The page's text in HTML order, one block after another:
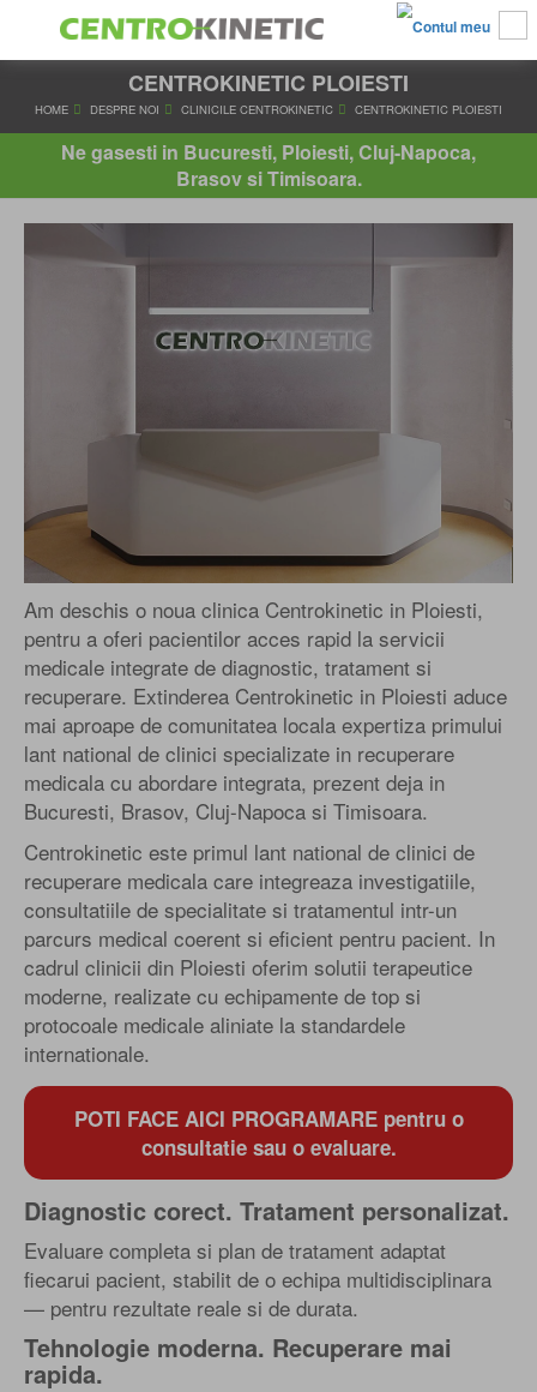
CENTROKINETIC PLOIESTI
HOME DESPRE NOI CLINICILE CENTROKINETIC
Ne gasesti in Bucuresti, Ploiesti, Cluj-Napoca,
Brasov si Timisoara.
Am deschis o noua clinica Centrokinetic in Ploiesti,
pentru a oferi pacientilor acces rapid la servicii
medicale integrate de diagnostic, tratament si
recuperare. Extinderea Centrokinetic in Ploiesti aduce
mai aproape de comunitatea locala expertiza primului
lant national de clinici specializate in recuperare
medicala cu abordare integrata, prezent deja in
Bucuresti, Brasov, Cluj-Napoca si Timisoara.
Centrokinetic este primul lant national de clinici de
recuperare medicala care integreaza investigatiile,
consultatiile de specialitate si tratamentul intr-un
parcurs medical coerent si eficient pentru pacient. In
cadrul clinicii din Ploiesti oferim solutii terapeutice
moderne, realizate cu echipamente de top si
protocoale medicale aliniate la standardele
internationale.
POTI FACE AICI PROGRAMARE pentru o
consultatie sau o evaluare.
Diagnostic corect. Tratament personalizat.
Evaluare completa si plan de tratament adaptat
fiecarui pacient, stabilit de o echipa multidisciplinara
— pentru rezultate reale si de durata.
Tehnologie moderna. Recuperare mai
rapida.